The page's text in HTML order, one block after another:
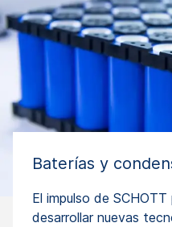
Baterías y
El impulso de
desarrollar nuevas